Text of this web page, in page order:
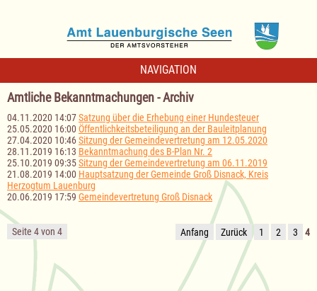
NAVIGATION
Amtliche Bekanntmachungen - Archiv
04.11.2020 14:07Satzung über die Erhebung einer Hundesteuer
25.05.2020 16:00 Öffentlichkeitsbeteiligung an der Bauleitplanung
27.04.2020 10:46Sitzung der Gemeindevertretung am 12.05.2020
28.11.2019 16:13 Bekanntmachung des B-Plan Nr. 2
25.10.2019 09:35Sitzung der Gemeindevertretung am 06.11.2019
21.08.2019 14:00 Hauptsatzung der Gemeinde Groß Disnack, Kreis
Herzogtum Lauenburg
20.06.2019 17:59 Gemeindevertretung Groß Disnack
Seite 4 von 4 Anfang Zurück 1 2 3 4